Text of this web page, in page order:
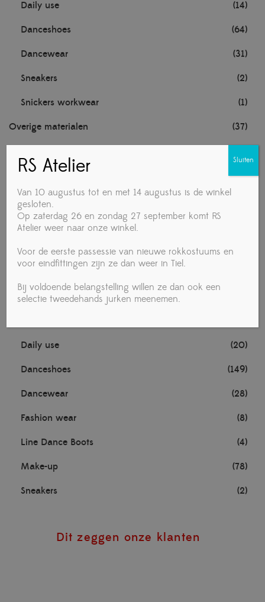
Daily use (14)
Danceshoes (64)
Dancewear (31)
Sneakers (2)
Snickers workwear (1)
Overige materialen (37)
Noten (1)
TECHNISCHE MATERIALEN
Towa handschoenen
Voedingsmiddelen
Accessories
Daily use (20)
Danceshoes (149)
Dancewear (28)
Fashion wear (8)
Line Dance Boots (4)
Make-up (78)
Sneakers (2)
Dit zeggen onze klanten
RS Atelier
Van 10 augustus tot en met 14 augustus is de winkel
gesloten.
Op zaterdag 26 en zondag 27 september komt RS
Atelier weer naar onze winkel.
Voor de eerste passessie van nieuwe rokkostuums en
voor eindfittingen zijn ze dan weer in Tiel.
Bij voldoende belangstelling willen ze dan ook een
selectie tweedehands jurken meenemen.
Sluiten